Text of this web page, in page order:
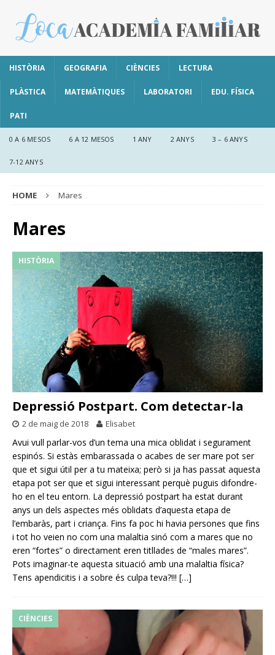
HISTÒRIA GEOGRAFIA CIÈNCIES LECTURA
PLÀSTICA MATEMÀTIQUES LABORATORI EDU. FÍSICA
PATI
0 A 6 MESOS 6 A 12 MESOS 1 ANY 2 ANYS 3 – 6 ANYS
7-12 ANYS
HOME Mares
Mares
HISTÒRIA
Depressió Postpart. Com detectar-la
2 de maig de 2018 Elisabet
Avui vull parlar-vos d’un tema una mica oblidat i segurament
espinós. Si estàs embarassada o acabes de ser mare pot ser
que et sigui útil per a tu mateixa; però si ja has passat aquesta
etapa pot ser que et sigui interessant perquè puguis difondre-
ho en el teu entorn. La depressió postpart ha estat durant
anys un dels aspectes més oblidats d’aquesta etapa de
l’embaràs, part i criança. Fins fa poc hi havia persones que fins
i tot ho veien no com una malaltia sinó com a mares que no
eren “fortes” o directament eren titllades de “males mares”.
Pots imaginar-te aquesta situació amb una malaltia física?
Tens apendicitis i a sobre és culpa teva?!!! […]
CIÈNCIES